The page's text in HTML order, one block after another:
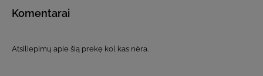
Komentarai
Atsiliepimų apie šią prekę kol kas nėra.